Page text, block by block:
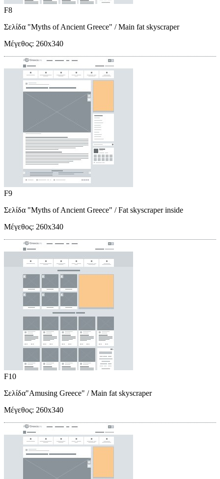
F8
Σελίδα "Myths of Ancient Greece" / Main fat skyscraper
Μέγεθος: 260x340
F9
Σελίδα "Myths of Ancient Greece" / Fat skyscraper inside
Μέγεθος: 260x340
F10
Σελίδα"Amusing Greece" / Main fat skyscraper
Μέγεθος: 260x340